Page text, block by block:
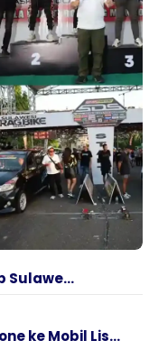
Sulawe…
ke Mobil Lis…